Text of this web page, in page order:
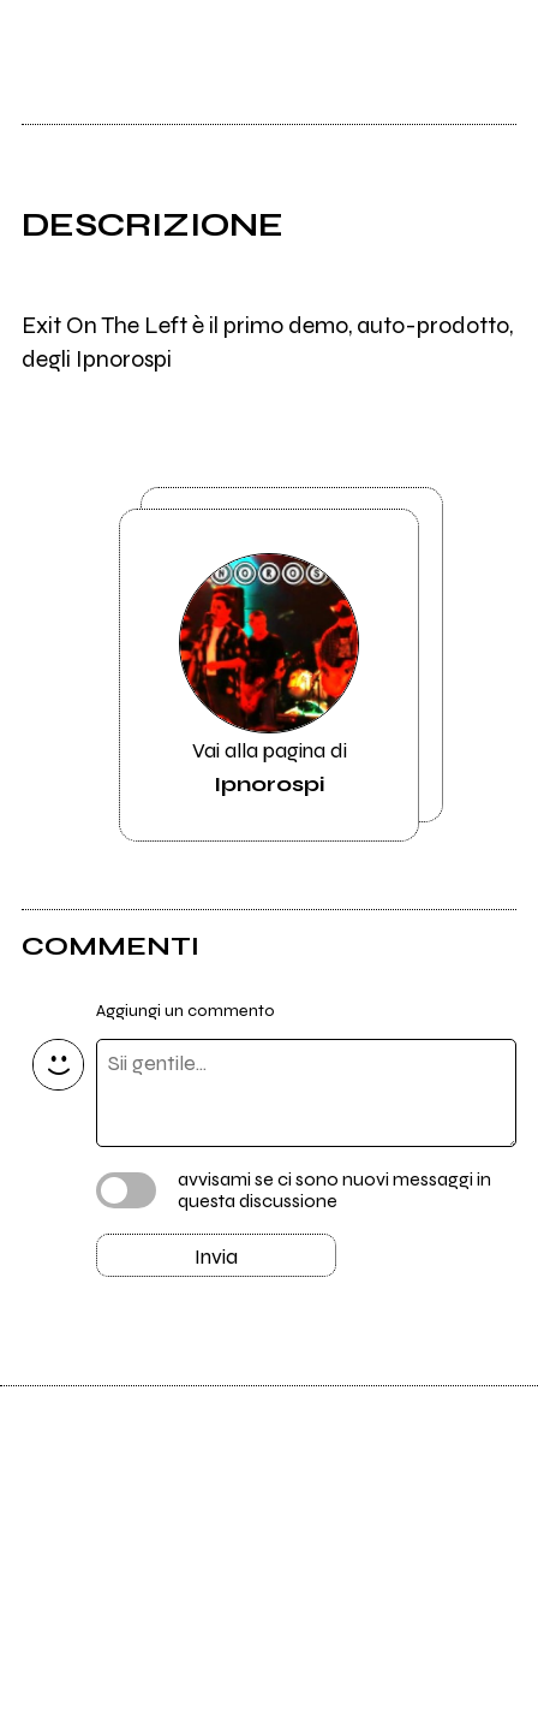
DESCRIZIONE
Exit On The Left è il primo demo, auto-prodotto,
degli Ipnorospi
Vai alla pagina di
Ipnorospi
COMMENTI
Aggiungi un commento
avvisami se ci sono nuovi messaggi in
questa discussione
Invia